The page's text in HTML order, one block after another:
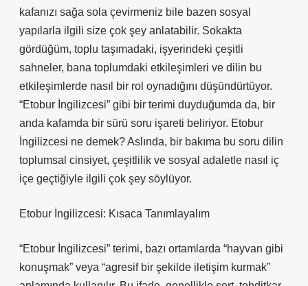
kafanızı sağa sola çevirmeniz bile bazen sosyal
yapılarla ilgili size çok şey anlatabilir. Sokakta
gördüğüm, toplu taşımadaki, işyerindeki çeşitli
sahneler, bana toplumdaki etkileşimleri ve dilin bu
etkileşimlerde nasıl bir rol oynadığını düşündürtüyor.
“Etobur İngilizcesi” gibi bir terimi duyduğumda da, bir
anda kafamda bir sürü soru işareti beliriyor. Etobur
İngilizcesi ne demek? Aslında, bir bakıma bu soru dilin
toplumsal cinsiyet, çeşitlilik ve sosyal adaletle nasıl iç
içe geçtiğiyle ilgili çok şey söylüyor.
Etobur İngilizcesi: Kısaca Tanımlayalım
“Etobur İngilizcesi” terimi, bazı ortamlarda “hayvan gibi
konuşmak” veya “agresif bir şekilde iletişim kurmak”